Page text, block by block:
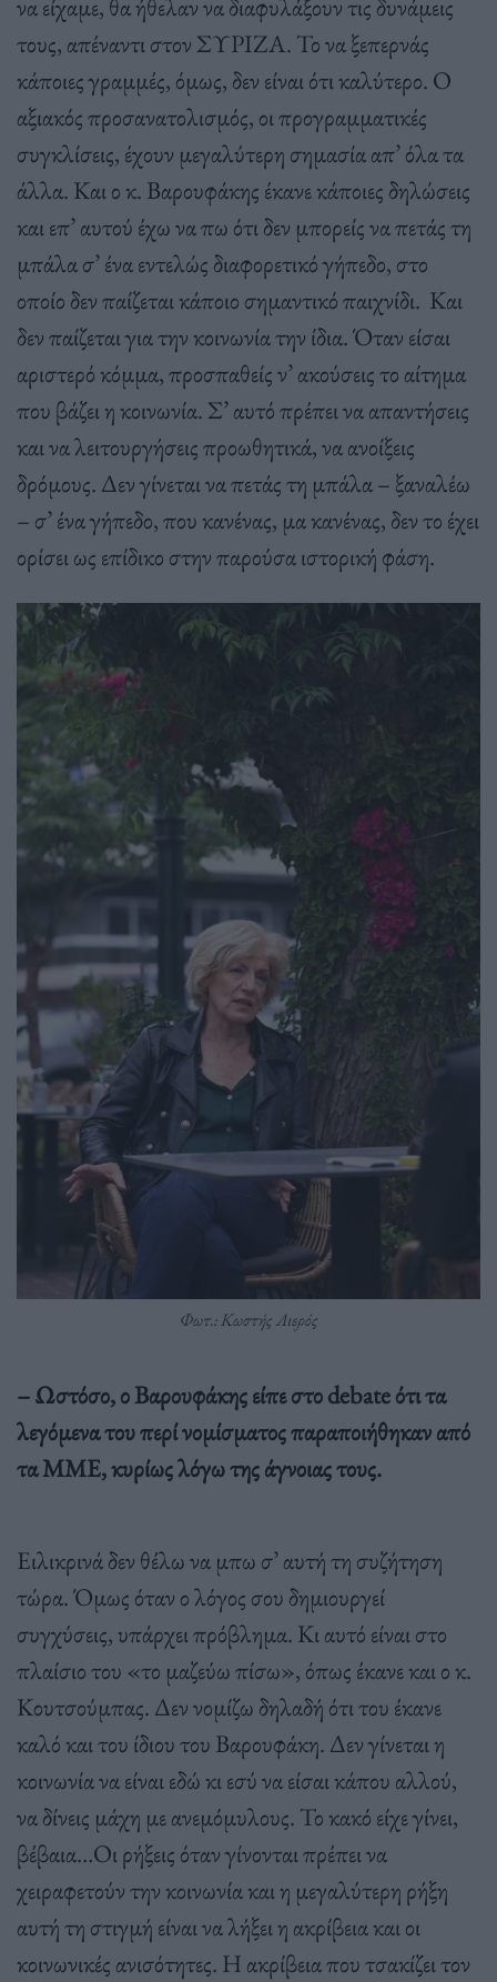
τους, απέναντι στον ΣΥΡΙΖΑ. Το να ξεπερνάς
κάποιες γραμμές, όμως, δεν είναι ότι καλύτερο. Ο
αξιακός προσανατολισμός, οι προγραμματικές
συγκλίσεις, έχουν μεγαλύτερη σημασία απ’ όλα τα
άλλα. Και ο κ. Βαρουφάκης έκανε κάποιες δηλώσεις
και επ’ αυτού έχω να πω ότι δεν μπορείς να πετάς τη
μπάλα σ’ ένα εντελώς διαφορετικό γήπεδο, στο
οποίο δεν παίζεται κάποιο σημαντικό παιχνίδι. Και
δεν παίζεται για την κοινωνία την ίδια. Όταν είσαι
αριστερό κόμμα, προσπαθείς ν’ ακούσεις το αίτημα
που βάζει η κοινωνία. Σ’ αυτό πρέπει να απαντήσεις
και να λειτουργήσεις προωθητικά, να ανοίξεις
δρόμους. Δεν γίνεται να πετάς τη μπάλα – ξαναλέω
– σ’ ένα γήπεδο, που κανένας, μα κανένας, δεν το έχει
ορίσει ως επίδικο στην παρούσα ιστορική φάση.
Φωτ.: Κωστής Λιερός
– Ωστόσο, ο Βαρουφάκης είπε στο debate ότι τα
λεγόμενα του περί νομίσματος παραποιήθηκαν από
τα ΜΜΕ, κυρίως λόγω της άγνοιας τους.
Ειλικρινά δεν θέλω να μπω σ’ αυτή τη συζήτηση
τώρα. Όμως όταν ο λόγος σου δημιουργεί
συγχύσεις, υπάρχει πρόβλημα. Κι αυτό είναι στο
πλαίσιο του «το μαζεύω πίσω», όπως έκανε και ο κ.
Κουτσούμπας. Δεν νομίζω δηλαδή ότι του έκανε
καλό και του ίδιου του Βαρουφάκη. Δεν γίνεται η
κοινωνία να είναι εδώ κι εσύ να είσαι κάπου αλλού,
να δίνεις μάχη με ανεμόμυλους. Το κακό είχε γίνει,
βέβαια…Οι ρήξεις όταν γίνονται πρέπει να
χειραφετούν την κοινωνία και η μεγαλύτερη ρήξη
αυτή τη στιγμή είναι να λήξει η ακρίβεια και οι
κοινωνικές ανισότητες. Η ακρίβεια που τσακίζει τον